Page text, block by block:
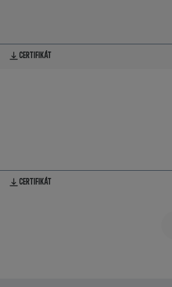
CERTIFIKÁT
CERTIFIKÁT